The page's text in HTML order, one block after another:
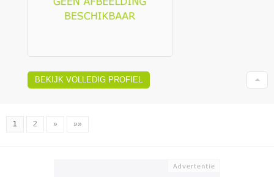
BEKIJK VOLLEDIG PROFIEL
1 2 » »»